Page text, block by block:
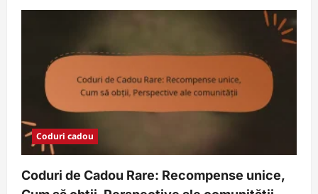
Coduri
Secrete,
descoperi,
Sfaturi
comunitate
Coduri cadou
Coduri de Cadou Rare: Recompense unice,